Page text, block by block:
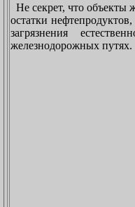
Не секрет, что объекты
остатки нефтепродуктов,
загрязнения
железнодорожных путях.